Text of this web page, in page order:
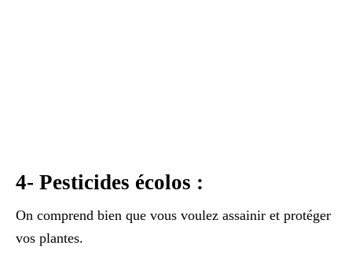
4- Pesticides écolos :
On comprend bien que vous voulez assainir et protéger
vos plantes.